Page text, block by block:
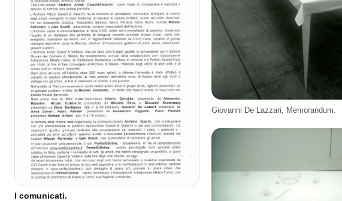
I comunicati.
Giovanni De Lazzari, Memorandum.